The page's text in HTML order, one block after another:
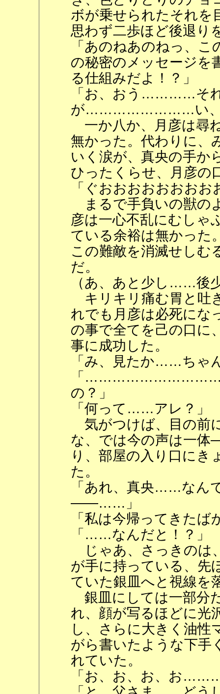
ボが乗せられたそれを
思わず二歩ほど後退り
「あのねあのねっ、
の秘密のメッセージ
る仕組みだよ！？」
「お、おう…………そ
が……………………い、今
一か八か、月彦は尋
無かった。代わりに、
いく涙が、真央の手か
ひったくらせ、月彦の
「ぐおおおおおおおお
まるで手負いの獣の
彦は一心不乱にむしゃ
ている余裕は無かった
この難敵を消滅せしむ
だ。
（あ、あと少し……
キリキリ痛む胃と吐
れでも月彦は必死にな
の事で全てを己の口に
事に成功した。
「み、見たか……ちゃ
「
の？」
「何って……アレ？」
気がつけば、目の前
な、では今の声は一
り、部屋の入り口にき
た。
「あれ、真央……なん
――……」
「私は今帰ってきた
「……なんだと！？」
じゃあ、さっきのは
が手に持っている、先
ていた銀皿へと視線を
銀皿にしては一部分
れ、顔が写るほどに光
し、さらに大きく油性
がら書いたような下手
れていた。
「お、お、お、お